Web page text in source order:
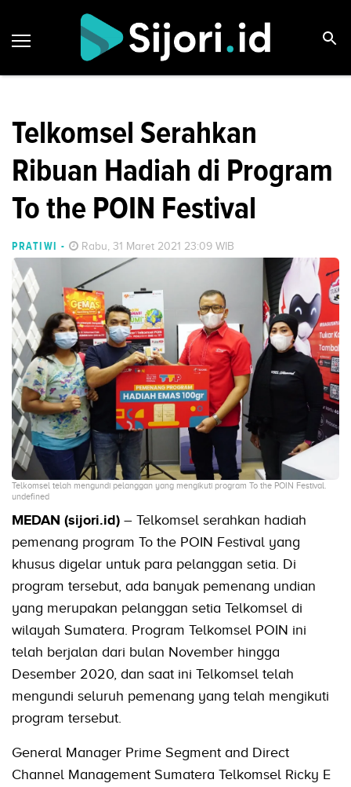
Telkomsel Serahkan
Ribuan Hadiah di Program
To the POIN Festival
PRATIWI - Rabu, 31 Maret 2021 23:09 WIB
Telkomsel telah mengundi pelanggan yang mengikuti program To the POIN Festival.
undefined
MEDAN (sijori.id) – Telkomsel serahkan hadiah
pemenang program To the POIN Festival yang
khusus digelar untuk para pelanggan setia. Di
program tersebut, ada banyak pemenang undian
yang merupakan pelanggan setia Telkomsel di
wilayah Sumatera. Program Telkomsel POIN ini
telah berjalan dari bulan November hingga
Desember 2020, dan saat ini Telkomsel telah
mengundi seluruh pemenang yang telah mengikuti
program tersebut.
General Manager Prime Segment and Direct
Channel Management Sumatera Telkomsel Ricky E